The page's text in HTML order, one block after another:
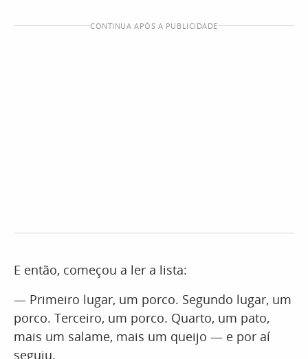
CONTINUA APÓS A PUBLICIDADE
E então, começou a ler a lista:
— Primeiro lugar, um porco. Segundo lugar, um
porco. Terceiro, um porco. Quarto, um pato,
mais um salame, mais um queijo — e por aí
seguiu.